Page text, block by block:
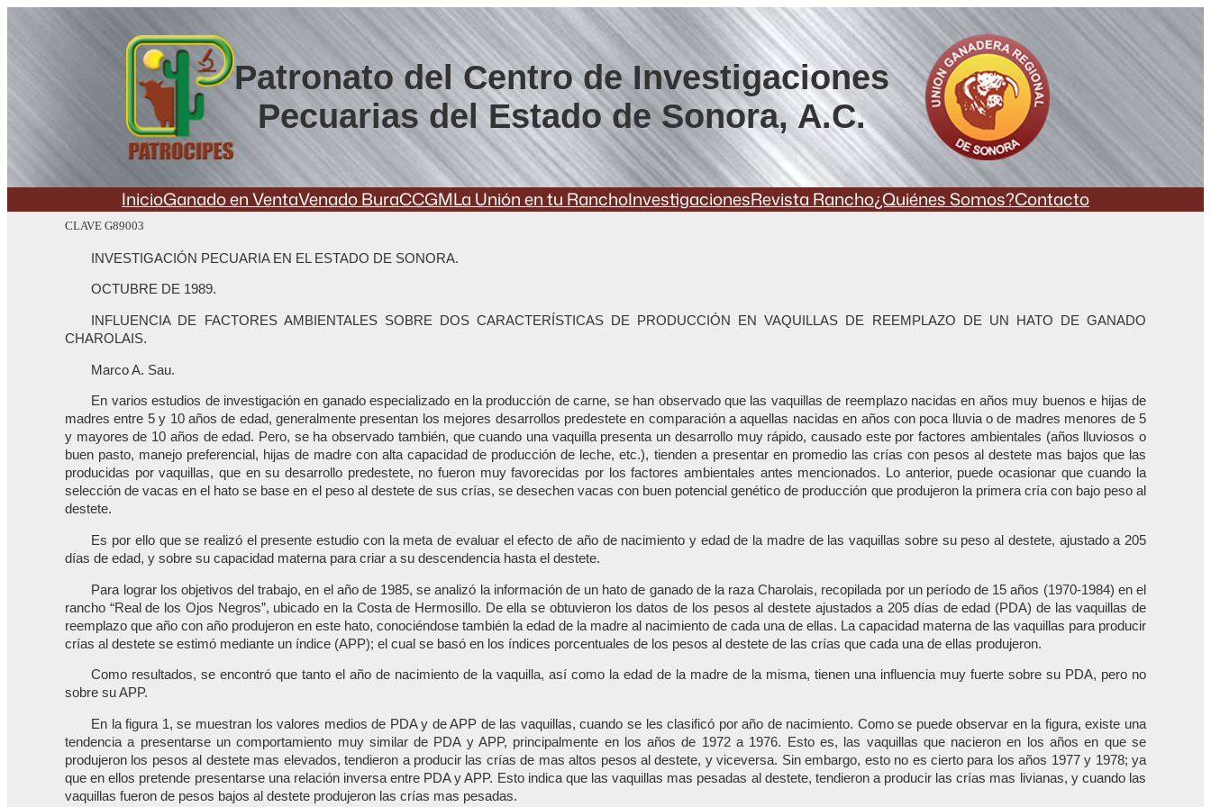
Patronato del Centro de Investigaciones
Pecuarias del Estado de Sonora, A.C.
InicioGanado en VentaVenado BuraCCGMLa Unión en tu RanchoInvestigacionesRevista Rancho¿Quiénes Somos?Contacto
CLAVE G89003
INVESTIGACIÓN PECUARIA EN EL ESTADO DE SONORA.
OCTUBRE DE 1989.
INFLUENCIA DE FACTORES AMBIENTALES SOBRE DOS CARACTERÍSTICAS DE PRODUCCIÓN EN VAQUILLAS DE REEMPLAZO DE UN HATO DE GANADO
CHAROLAIS.
Marco A. Sau.
En varios estudios de investigación en ganado especializado en la producción de carne, se han observado que las vaquillas de reemplazo nacidas en años muy buenos e hijas de
madres entre 5 y 10 años de edad, generalmente presentan los mejores desarrollos predestete en comparación a aquellas nacidas en años con poca lluvia o de madres menores de 5
y mayores de 10 años de edad. Pero, se ha observado también, que cuando una vaquilla presenta un desarrollo muy rápido, causado este por factores ambientales (años lluviosos o
buen pasto, manejo preferencial, hijas de madre con alta capacidad de producción de leche, etc.), tienden a presentar en promedio las crías con pesos al destete mas bajos que las
producidas por vaquillas, que en su desarrollo predestete, no fueron muy favorecidas por los factores ambientales antes mencionados. Lo anterior, puede ocasionar que cuando la
selección de vacas en el hato se base en el peso al destete de sus crías, se desechen vacas con buen potencial genético de producción que produjeron la primera cría con bajo peso al
destete.
Es por ello que se realizó el presente estudio con la meta de evaluar el efecto de año de nacimiento y edad de la madre de las vaquillas sobre su peso al destete, ajustado a 205
días de edad, y sobre su capacidad materna para criar a su descendencia hasta el destete.
Para lograr los objetivos del trabajo, en el año de 1985, se analizó la información de un hato de ganado de la raza Charolais, recopilada por un período de 15 años (1970-1984) en el
rancho “Real de los Ojos Negros”, ubicado en la Costa de Hermosillo. De ella se obtuvieron los datos de los pesos al destete ajustados a 205 días de edad (PDA) de las vaquillas de
reemplazo que año con año produjeron en este hato, conociéndose también la edad de la madre al nacimiento de cada una de ellas. La capacidad materna de las vaquillas para producir
crías al destete se estimó mediante un índice (APP); el cual se basó en los índices porcentuales de los pesos al destete de las crías que cada una de ellas produjeron.
Como resultados, se encontró que tanto el año de nacimiento de la vaquilla, así como la edad de la madre de la misma, tienen una influencia muy fuerte sobre su PDA, pero no
sobre su APP.
En la figura 1, se muestran los valores medios de PDA y de APP de las vaquillas, cuando se les clasificó por año de nacimiento. Como se puede observar en la figura, existe una
tendencia a presentarse un comportamiento muy similar de PDA y APP, principalmente en los años de 1972 a 1976. Esto es, las vaquillas que nacieron en los años en que se
produjeron los pesos al destete mas elevados, tendieron a producir las crías de mas altos pesos al destete, y viceversa. Sin embargo, esto no es cierto para los años 1977 y 1978; ya
que en ellos pretende presentarse una relación inversa entre PDA y APP. Esto indica que las vaquillas mas pesadas al destete, tendieron a producir las crías mas livianas, y cuando las
vaquillas fueron de pesos bajos al destete produjeron las crías mas pesadas.